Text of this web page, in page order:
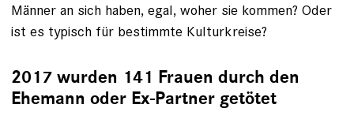
Männer an sich haben, egal, woher sie kommen? Oder
ist es typisch für bestimmte Kulturkreise?
2017 wurden 141 Frauen durch den
Ehemann oder Ex-Partner getötet